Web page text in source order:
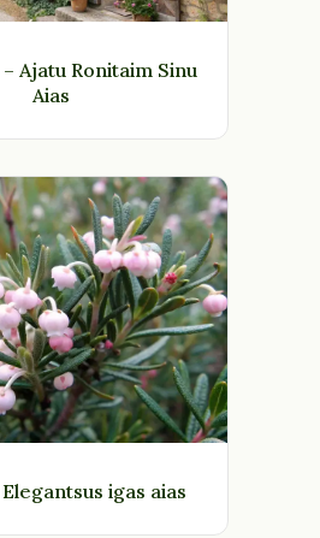
Ajatu Ronitaim Sinu
Aias
igas aias